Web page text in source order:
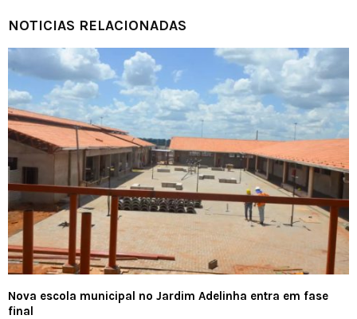
NOTICIAS RELACIONADAS
Nova escola municipal no Jardim Adelinha entra em fase
final